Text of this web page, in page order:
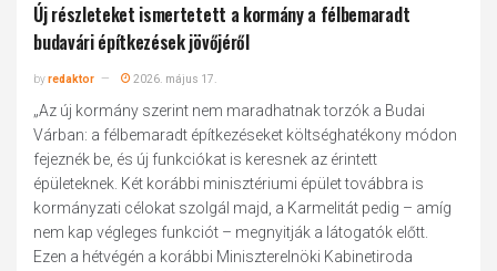
Új részleteket ismertetett a kormány a félbemaradt
budavári építkezések jövőjéről
byredaktor 2026. május 17.
„Az új kormány szerint nem maradhatnak torzók a Budai
Várban: a félbemaradt építkezéseket költséghatékony módon
fejeznék be, és új funkciókat is keresnek az érintett
épületeknek. Két korábbi minisztériumi épület továbbra is
kormányzati célokat szolgál majd, a Karmelitát pedig – amíg
nem kap végleges funkciót – megnyitják a látogatók előtt.
Ezen a hétvégén a korábbi Miniszterelnöki Kabinetiroda